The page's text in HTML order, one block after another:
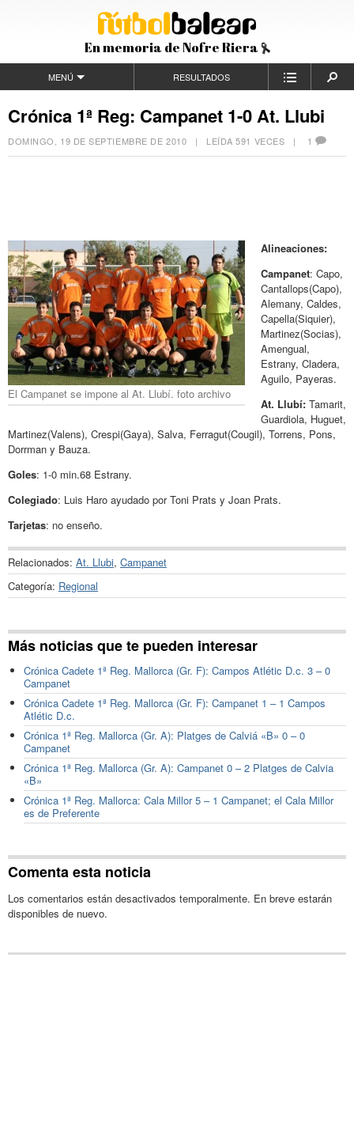
En memoria de Nofre Riera
MENÚ RESULTADOS
Crónica 1ª Reg: Campanet 1-0 At. Llubi
DOMINGO, 19 DE SEPTIEMBRE DE 2010 | LEÍDA 591 VECES | 1
El Campanet se impone al At. Llubí. foto archivo
Alineaciones:
Campanet: Capo,
Cantallops(Capo),
Alemany, Caldes,
Capella(Siquier),
Martinez(Socias),
Amengual,
Estrany, Cladera,
Aguilo, Payeras.
At. Llubí: Tamarit,
Guardiola, Huguet,
Martinez(Valens), Crespi(Gaya), Salva, Ferragut(Cougil), Torrens, Pons,
Dorrman y Bauza.
Goles: 1-0 min.68 Estrany.
Colegiado: Luis Haro ayudado por Toni Prats y Joan Prats.
Tarjetas: no enseño.
Relacionados: At. Llubi, Campanet
Categoría: Regional
Más noticias que te pueden interesar
Crónica Cadete 1ª Reg. Mallorca (Gr. F): Campos Atlétic D.c. 3 – 0
Campanet
Crónica Cadete 1ª Reg. Mallorca (Gr. F): Campanet 1 – 1 Campos
Atlétic D.c.
Crónica 1ª Reg. Mallorca (Gr. A): Platges de Calviá «B» 0 – 0
Campanet
Crónica 1ª Reg. Mallorca (Gr. A): Campanet 0 – 2 Platges de Calvia
«B»
Crónica 1ª Reg. Mallorca: Cala Millor 5 – 1 Campanet; el Cala Millor
es de Preferente
Comenta esta noticia
Los comentarios están desactivados temporalmente. En breve estarán
disponibles de nuevo.